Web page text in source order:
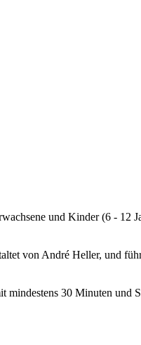
und Kinder (6 - 12
von André Heller, und
30 Minuten und